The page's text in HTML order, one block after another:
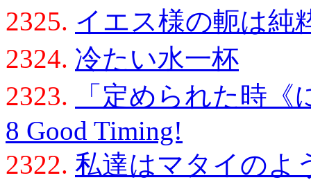
2325. イエス様の軛は純
2324. 冷たい水一杯
2323.
「定められた時
8 Good Timing!
2322. 私達はマタイのよ